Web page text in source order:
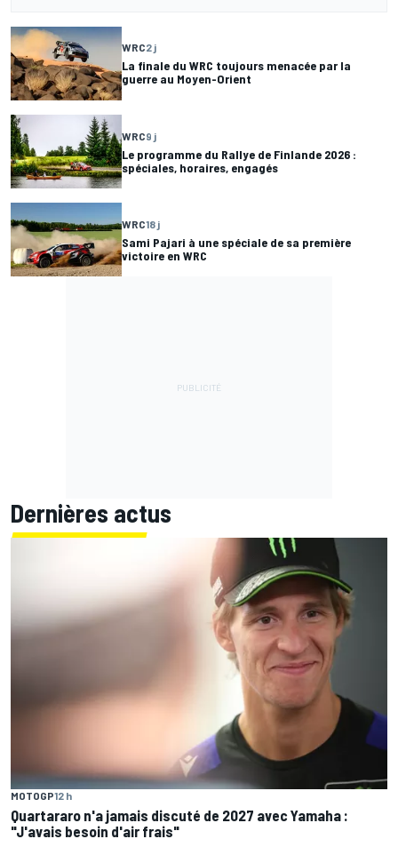
WRC2 j
La finale du WRC toujours menacée par la
guerre au Moyen-Orient
WRC9 j
Le programme du Rallye de Finlande 2026 :
spéciales, horaires, engagés
WRC18 j
Sami Pajari à une spéciale de sa première
victoire en WRC
Dernières actus
MOTOGP12 h
Quartararo n'a jamais discuté de 2027 avec Yamaha :
"J'avais besoin d'air frais"